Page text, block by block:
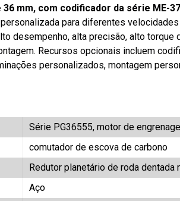
mm, com codificador da série ME-37
para diferentes
desempenho, alta precisão, alto torque
Recursos opcionais incluem
personalizados, montagem
Série PG36555, motor de
comutador de escova de carbono
Redutor planetário de roda dentada
Aço